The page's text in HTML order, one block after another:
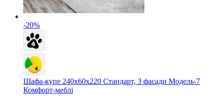
-20%
Шафа-купе 240х60х220 Стандарт, 3 фасади Модель-7
Комфорт-меблі